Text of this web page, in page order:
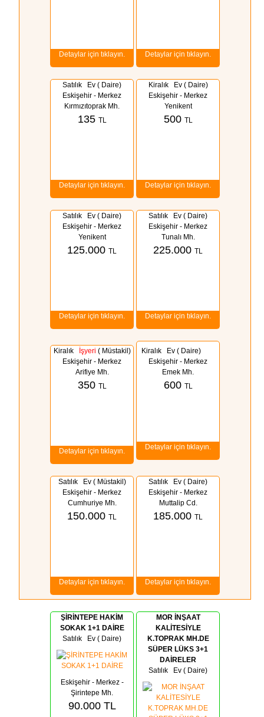
Detaylar için tıklayın. Detaylar için tıklayın.
Satılık Ev ( Daire)
Eskişehir - Merkez
Kırmızıtoprak Mh.
135 TL
Detaylar için tıklayın.
KiralıkEv ( Daire)
Eskişehir - Merkez
Yenikent
500 TL
Detaylar için tıklayın.
Satılık Ev ( Daire)
Eskişehir - Merkez
Yenikent
125.000 TL
Detaylar için tıklayın.
Satılık Ev ( Daire)
Eskişehir - Merkez
Tunalı Mh.
225.000 TL
Detaylar için tıklayın.
Kiralık İşyeri ( Müstakil)
Eskişehir - Merkez
Arifiye Mh.
350 TL
Detaylar için tıklayın.
Kiralık Ev ( Daire)
Eskişehir - Merkez
Emek Mh.
600 TL
Detaylar için tıklayın.
Satılık Ev ( Müstakil)
Eskişehir - Merkez
Cumhuriye Mh.
150.000 TL
Detaylar için tıklayın.
Satılık Ev ( Daire)
Eskişehir - Merkez
Muttalip Cd.
185.000 TL
Detaylar için tıklayın.
ŞİRİNTEPE HAKİM
SOKAK 1+1 DAİRE
Satılık Ev ( Daire)
Eskişehir - Merkez -
Şirintepe Mh.
90.000 TL
MOR İNŞAAT
KALİTESİYLE
K.TOPRAK MH.DE
SÜPER LÜKS 3+1
DAİRELER
Satılık Ev ( Daire)